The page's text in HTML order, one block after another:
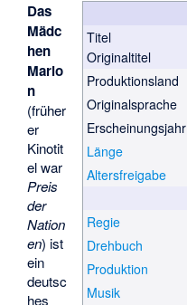
Titel
Originaltitel
Produktionsland
Originalsprache
Erscheinungsjahr
Länge
Altersfreigabe
Regie
Drehbuch
Produktion
Musik
Das
Mädc
hen
Mario
n
(früher
er
Kinotit
el war
Preis
der
Nation
en) ist
ein
deutsc
hes